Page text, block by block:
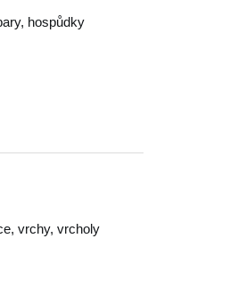
hospůdky
vrchy, vrcholy